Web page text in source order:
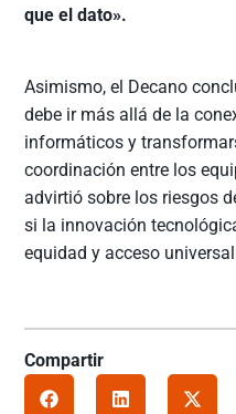
que el dato».
Asimismo, el Decano
debe ir más allá de la
informáticos y
coordinación entre los
advirtió sobre los riesgos
si la innovación
equidad y acceso
Compartir